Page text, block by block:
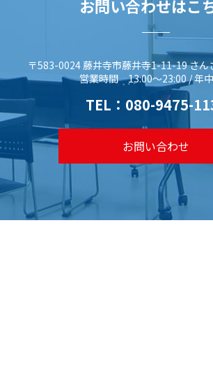
お問い合わせはこ
〒583-0024 藤井寺市藤井寺1-11-19 さん
営業時間 13:00～23:00 / 年
TEL： 080-9475-
お問い合わせ